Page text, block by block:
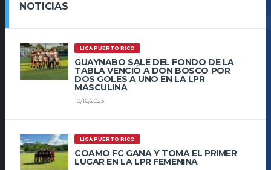
NOTICIAS
LIGA PUERTO RICO
GUAYNABO SALE DEL FONDO DE LA
TABLA VENCIÓ A DON BOSCO POR
DOS GOLES A UNO EN LA LPR
MASCULINA
10/16/2023
LIGA PUERTO RICO
COAMO FC GANA Y TOMA EL PRIMER
LUGAR EN LA LPR FEMENINA